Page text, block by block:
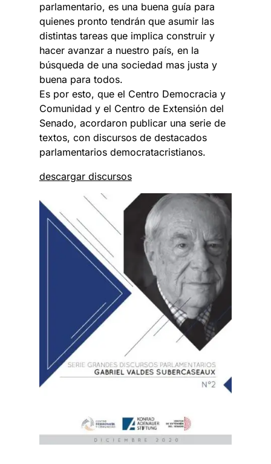
parlamentario, es una buena guía para
quienes pronto tendrán que asumir las
distintas tareas que implica construir y
hacer avanzar a nuestro país, en la
búsqueda de una sociedad mas justa y
buena para todos.
Es por esto, que el Centro Democracia y
Comunidad y el Centro de Extensión del
Senado, acordaron publicar una serie de
textos, con discursos de destacados
parlamentarios democratacristianos.
descargar discursos